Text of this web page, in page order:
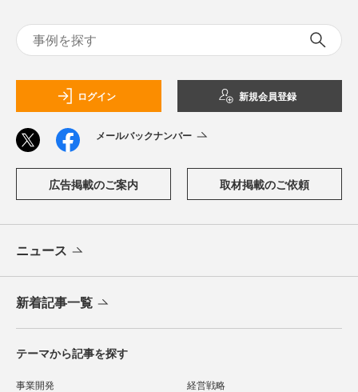
ログイン 新規会員登録
メールバックナンバー
広告掲載のご案内 取材掲載のご依頼
ニュース
新着記事一覧
テーマから記事を探す
事業開発 経営戦略